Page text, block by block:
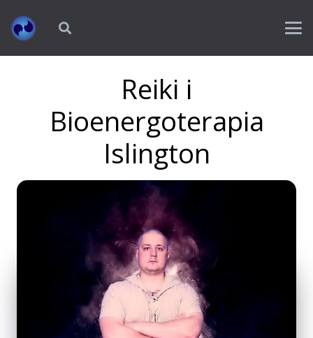
Reiki i
Bioenergoterapia
Islington